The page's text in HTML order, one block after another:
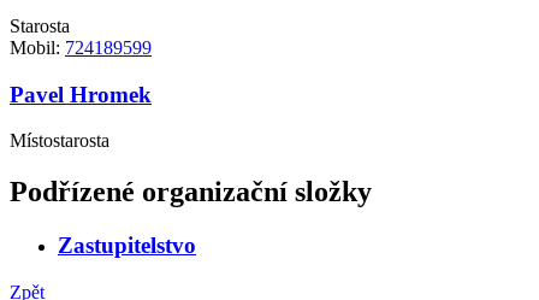
Starosta
Mobil: 724189599
Pavel Hromek
Místostarosta
Podřízené organizační složky
Zastupitelstvo
Zpět